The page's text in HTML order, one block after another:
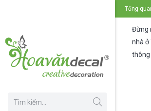
Tổng
Đừng
nhà ở
thông